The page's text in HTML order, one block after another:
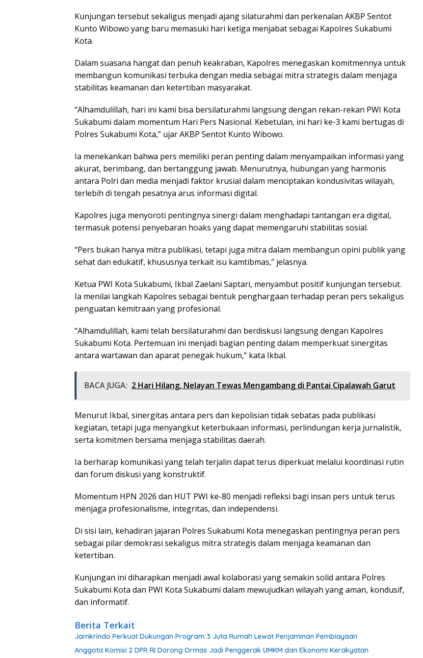
Kunjungan tersebut sekaligus menjadi ajang silaturahmi dan perkenalan AKBP Sentot
Kunto Wibowo yang baru memasuki hari ketiga menjabat sebagai Kapolres Sukabumi
Kota.
Dalam suasana hangat dan penuh keakraban, Kapolres menegaskan komitmennya untuk
membangun komunikasi terbuka dengan media sebagai mitra strategis dalam menjaga
stabilitas keamanan dan ketertiban masyarakat.
“Alhamdulillah, hari ini kami bisa bersilaturahmi langsung dengan rekan-rekan PWI Kota
Sukabumi dalam momentum Hari Pers Nasional. Kebetulan, ini hari ke-3 kami bertugas di
Polres Sukabumi Kota,” ujar AKBP Sentot Kunto Wibowo.
Ia menekankan bahwa pers memiliki peran penting dalam menyampaikan informasi yang
akurat, berimbang, dan bertanggung jawab. Menurutnya, hubungan yang harmonis
antara Polri dan media menjadi faktor krusial dalam menciptakan kondusivitas wilayah,
terlebih di tengah pesatnya arus informasi digital.
Kapolres juga menyoroti pentingnya sinergi dalam menghadapi tantangan era digital,
termasuk potensi penyebaran hoaks yang dapat memengaruhi stabilitas sosial.
“Pers bukan hanya mitra publikasi, tetapi juga mitra dalam membangun opini publik yang
sehat dan edukatif, khususnya terkait isu kamtibmas,” jelasnya.
Ketua PWI Kota Sukabumi, Ikbal Zaelani Saptari, menyambut positif kunjungan tersebut.
Ia menilai langkah Kapolres sebagai bentuk penghargaan terhadap peran pers sekaligus
penguatan kemitraan yang profesional.
“Alhamdulillah, kami telah bersilaturahmi dan berdiskusi langsung dengan Kapolres
Sukabumi Kota. Pertemuan ini menjadi bagian penting dalam memperkuat sinergitas
antara wartawan dan aparat penegak hukum,” kata Ikbal.
BACA JUGA: 2 Hari Hilang, Nelayan Tewas Mengambang di Pantai Cipalawah Garut
Menurut Ikbal, sinergitas antara pers dan kepolisian tidak sebatas pada publikasi
kegiatan, tetapi juga menyangkut keterbukaan informasi, perlindungan kerja jurnalistik,
serta komitmen bersama menjaga stabilitas daerah.
Ia berharap komunikasi yang telah terjalin dapat terus diperkuat melalui koordinasi rutin
dan forum diskusi yang konstruktif.
Momentum HPN 2026 dan HUT PWI ke-80 menjadi refleksi bagi insan pers untuk terus
menjaga profesionalisme, integritas, dan independensi.
Di sisi lain, kehadiran jajaran Polres Sukabumi Kota menegaskan pentingnya peran pers
sebagai pilar demokrasi sekaligus mitra strategis dalam menjaga keamanan dan
ketertiban.
Kunjungan ini diharapkan menjadi awal kolaborasi yang semakin solid antara Polres
Sukabumi Kota dan PWI Kota Sukabumi dalam mewujudkan wilayah yang aman, kondusif,
dan informatif.
Berita Terkait
Jamkrindo Perkuat Dukungan Program 3 Juta Rumah Lewat Penjaminan Pembiayaan
Anggota Komisi 2 DPR RI Dorong Ormas Jadi Penggerak UMKM dan Ekonomi Kerakyatan